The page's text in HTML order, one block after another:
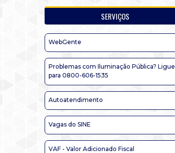
SERVIÇOS
WebGente
Problemas com Iluminação Pública? Ligue
para 0800-606-1535
Autoatendimento
Vagas do SINE
VAF - Valor Adicionado Fiscal